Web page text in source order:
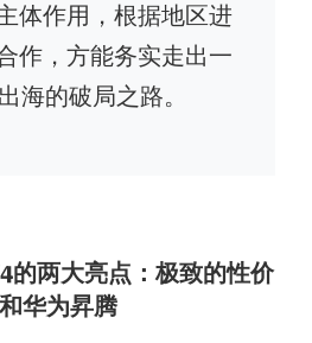
体作用，根据地区进
作，方能务实走出一
海的破局之路。
两大亮点：极致的性价
华为昇腾